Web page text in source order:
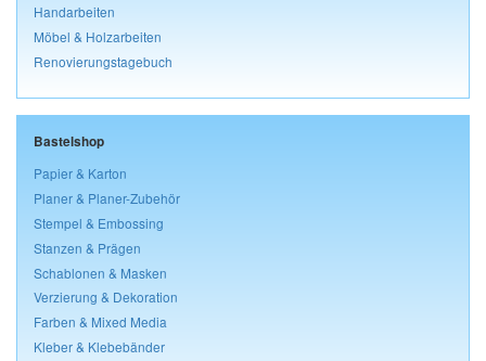
Handarbeiten
Möbel & Holzarbeiten
Renovierungstagebuch
Bastelshop
Papier & Karton
Planer & Planer-Zubehör
Stempel & Embossing
Stanzen & Prägen
Schablonen & Masken
Verzierung & Dekoration
Farben & Mixed Media
Kleber & Klebebänder